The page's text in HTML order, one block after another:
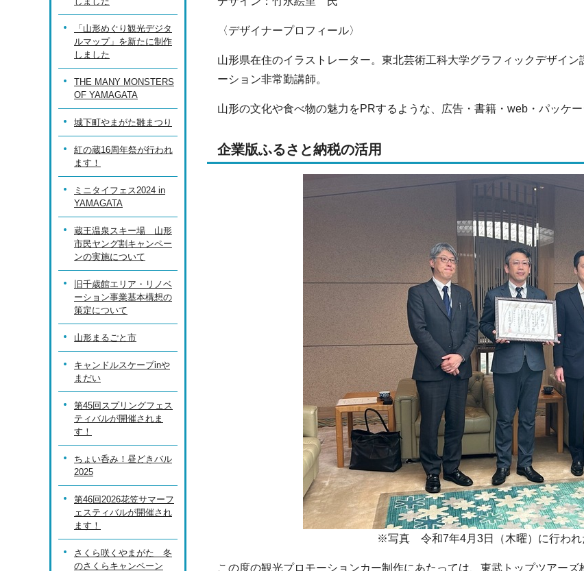
〈デザイナープロフィール〉
山形県在住のイラストレーター。東北芸術工科大学グラフィックデザイ
ーション非常勤講師。
山形の文化や食べ物の魅力をPRするような、広告・書籍・web・パッケ
企業版ふるさと納税の活用
※写真 令和7年4月3日（木曜）に行われ
この度の観光プロモーションカー制作にあたっては、東武トップツアー
「山形めぐり観光デジタ
ルマップ」を新たに制作
しました
THE MANY MONSTERS
OF YAMAGATA
城下町やまがた雛まつり
紅の蔵16周年祭が行われ
ます！
ミニタイフェス2024 in
YAMAGATA
蔵王温泉スキー場 山形
市民ヤング割キャンペー
ンの実施について
旧千歳館エリア・リノベ
ーション事業基本構想の
策定について
山形まるごと市
キャンドルスケープinや
まだい
第45回スプリングフェス
ティバルが開催されま
す！
ちょい呑み！昼どきバル
2025
第46回2026花笠サマーフ
ェスティバルが開催され
ます！
さくら咲くやまがた 冬
のさくらキャンペーン